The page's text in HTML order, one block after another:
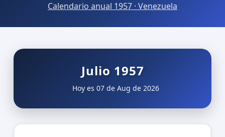
Calendario anual 1957 · Venezuela
Julio 1957
Hoy es 07 de Aug de 2026